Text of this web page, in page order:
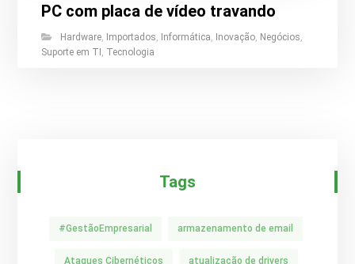
PC com placa de vídeo travando
Hardware Importados Informática Inovação Negócios
Suporte em TI Tecnologia
Tags
#GestãoEmpresarial armazenamento de email
Ataques Cibernéticos atualização de drivers